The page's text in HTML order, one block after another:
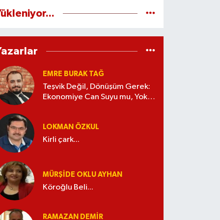
EMRE BURAK TAĞ
Teşvik Değil, Dönüşüm Gerek:
Ekonomiye Can Suyu mu, Yoksa
LOKMAN ÖZKUL
Kirli çark...
MÜRŞIDE OKLU AYHAN
Köroğlu Beli...
RAMAZAN DEMİR